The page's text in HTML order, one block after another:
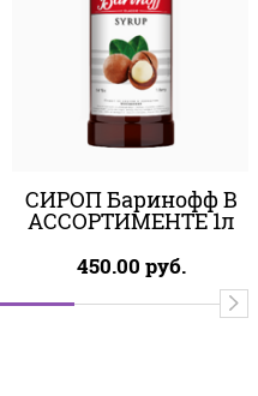
СИРОП Баринофф В
АССОРТИМЕНТЕ 1л
450.00 руб.